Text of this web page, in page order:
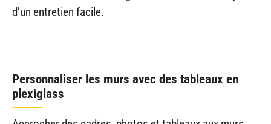
d’un entretien facile.
Personnaliser les murs avec des tableaux en
plexiglass